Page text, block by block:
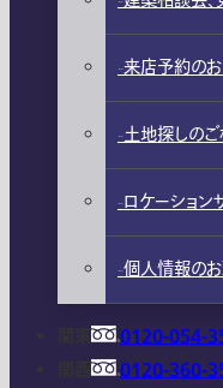
来店予約の
土地探しの
ロケーション
個人情報の
0120-054-
0120-360-